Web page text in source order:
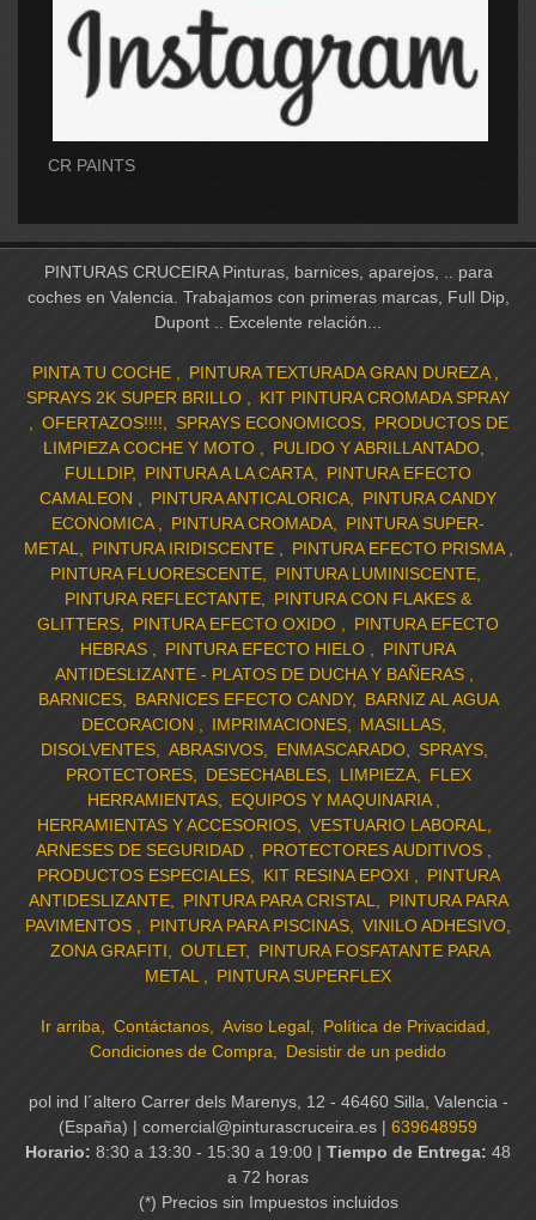
CR PAINTS
PINTURAS CRUCEIRA Pinturas, barnices, aparejos, .. para
coches en Valencia. Trabajamos con primeras marcas, Full Dip,
Dupont .. Excelente relación...
PINTA TU COCHE
PINTURA TEXTURADA GRAN DUREZA
SPRAYS 2K SUPER BRILLO
KIT PINTURA CROMADA SPRAY
OFERTAZOS!!!!
SPRAYS ECONOMICOS
PRODUCTOS DE
LIMPIEZA COCHE Y MOTO
PULIDO Y ABRILLANTADO
FULLDIP
PINTURA A LA CARTA
PINTURA EFECTO
CAMALEON
PINTURA ANTICALORICA
PINTURA CANDY
ECONOMICA
PINTURA CROMADA
PINTURA SUPER-
METAL
PINTURA IRIDISCENTE
PINTURA EFECTO PRISMA
PINTURA FLUORESCENTE
PINTURA LUMINISCENTE
PINTURA REFLECTANTE
PINTURA CON FLAKES &
GLITTERS
PINTURA EFECTO OXIDO
PINTURA EFECTO
HEBRAS
PINTURA EFECTO HIELO
PINTURA
ANTIDESLIZANTE - PLATOS DE DUCHA Y BAÑERAS
BARNICES
BARNICES EFECTO CANDY
BARNIZ AL AGUA
DECORACION
IMPRIMACIONES
MASILLAS
DISOLVENTES
ABRASIVOS ENMASCARADO
SPRAYS
PROTECTORES
DESECHABLES LIMPIEZA
FLEX
HERRAMIENTAS
EQUIPOS Y MAQUINARIA
HERRAMIENTAS Y ACCESORIOS
VESTUARIO LABORAL
ARNESES DE SEGURIDAD
PROTECTORES AUDITIVOS
PRODUCTOS ESPECIALES
KIT RESINA EPOXI
PINTURA
ANTIDESLIZANTE
PINTURA PARA CRISTAL
PINTURA PARA
PAVIMENTOS
PINTURA PARA PISCINAS
VINILO ADHESIVO
ZONA GRAFITI
OUTLET
PINTURA FOSFATANTE PARA
METAL
PINTURA SUPERFLEX
Ir arriba Contáctanos Aviso Legal
Política de Privacidad
Condiciones de Compra
Desistir de un pedido
pol ind l´altero Carrer dels Marenys, 12 - 46460 Silla, Valencia -
(España) | comercial@pinturascruceira.es | 639648959
Horario: 8:30 a 13:30 - 15:30 a 19:00 | Tiempo de Entrega: 48
a 72 horas
(*) Precios sin Impuestos incluidos